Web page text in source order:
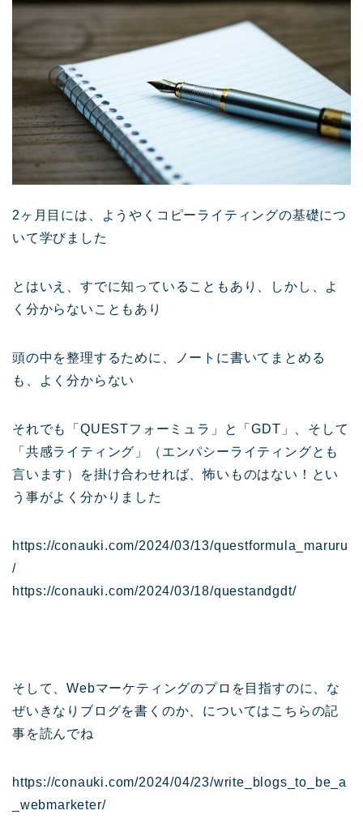
2ヶ月目には、ようやくコピーライティングの基礎につ
いて学びました
とはいえ、すでに知っていることもあり、しかし、よ
く分からないこともあり
頭の中を整理するために、ノートに書いてまとめる
も、よく分からない
それでも「QUESTフォーミュラ」と「GDT」、そして
「共感ライティング」（エンパシーライティングとも
言います）を掛け合わせれば、怖いものはない！とい
う事がよく分かりました
https://conauki.com/2024/03/13/questformula_maruru
/
https://conauki.com/2024/03/18/questandgdt/
そして、Webマーケティングのプロを目指すのに、な
ぜいきなりブログを書くのか、についてはこちらの記
事を読んでね
https://conauki.com/2024/04/23/write_blogs_to_be_a
_webmarketer/